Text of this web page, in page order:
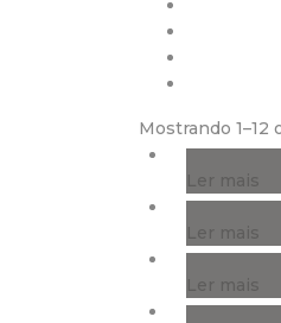
Mostrando 1–12
Ler mais
Ler mais
Ler mais